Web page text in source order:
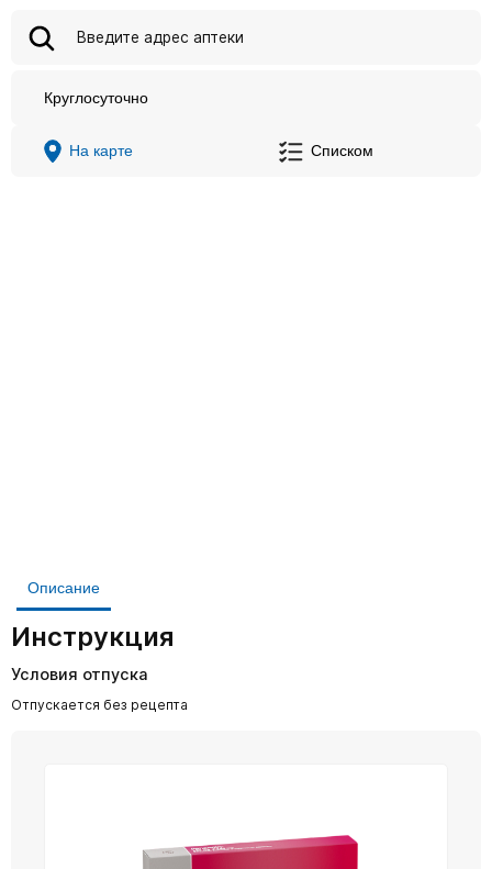
Круглосуточно
На карте Списком
Описание
Инструкция
Условия отпуска
Отпускается без рецепта